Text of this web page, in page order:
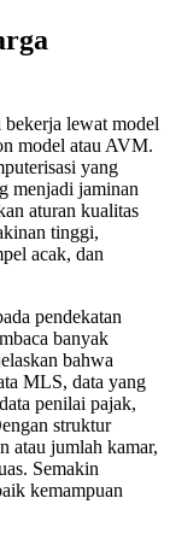
lewat model
model atau AVM.
yang
menjadi jaminan
aturan kualitas
tinggi,
acak, dan
pendekatan
banyak
bahwa
MLS, data yang
penilai pajak,
struktur
atau jumlah kamar,
Semakin
kemampuan